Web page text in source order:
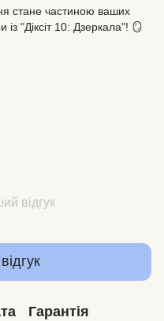
стане частиною ваших
із "Діксіт 10: Дзеркала"! 🪞
відгук
Гарантія